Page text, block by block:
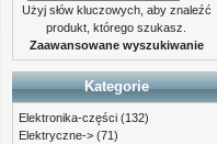
Użyj słów kluczowych, aby znaleźć
produkt, którego szukasz.
Zaawansowane wyszukiwanie
Kategorie
Elektronika-części (132)
Elektryczne-> (71)